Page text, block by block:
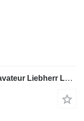
Poulie Liebherr 9887400 pour excavateur Liebherr L544,L554,L550,L556,L566,L576L580